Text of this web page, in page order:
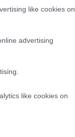
like cookies on
advertising
like cookies on
την παραλία
δρόμος
Δήμου